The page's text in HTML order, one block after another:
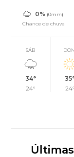
0% (0mm)
Chance de chuva
SÁB
34°
24°
24°